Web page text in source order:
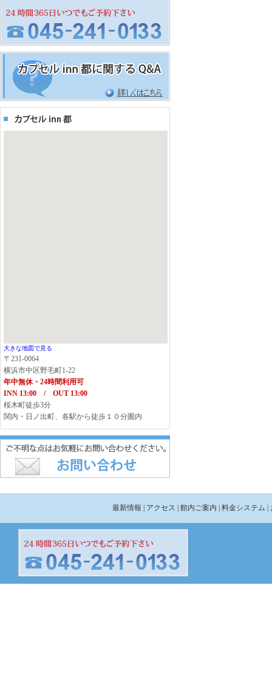
大きな地図で見る
〒231-0064
横浜市中区野毛町1-22
年中無休・24時間利用可
INN 13:00 / OUT 13:00
桜木町徒歩3分
関内・日ノ出町、各駅から徒歩１０分圏内
最新情報 | アクセス | 館内ご案内 | 料金システム